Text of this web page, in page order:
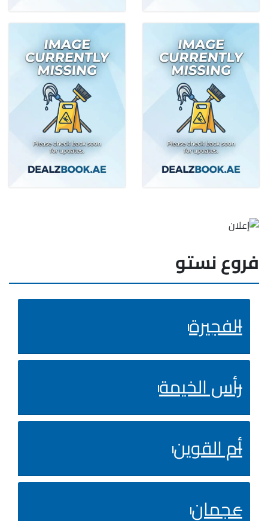
فروع نستو
الفجيرة
رأس الخيمة
أم القوين
عجمان